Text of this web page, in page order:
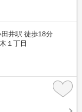
井駅 徒歩18分
１丁目